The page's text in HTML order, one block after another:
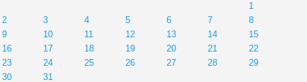
1
2
3 4 5 6 7
8
9
10 11 12 13 14
15
16
17 18 19 20 21
22
23
24 25 26 27 28
29
30
31